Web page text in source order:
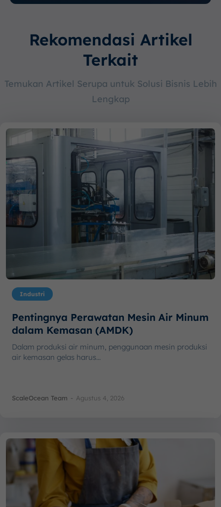
Rekomendasi Artikel
Terkait
Temukan Artikel Serupa untuk Solusi Bisnis Lebih
Lengkap
Industri
Pentingnya Perawatan Mesin Air Minum
dalam Kemasan (AMDK)
Dalam produksi air minum, penggunaan mesin produksi
air kemasan gelas harus...
ScaleOcean Team - Agustus 4, 2026